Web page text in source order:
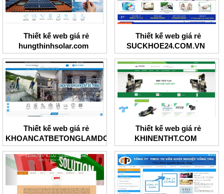
Thiết kế web giá rẻ
hungthinhsolar.com
Thiết kế web giá rẻ
SUCKHOE24.COM.VN
Thiết kế web giá rẻ
KHOANCATBETONGLAMDONG
Thiết kế web giá rẻ
KHINENTHT.COM